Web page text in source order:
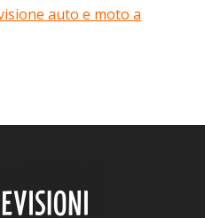
auto e moto a